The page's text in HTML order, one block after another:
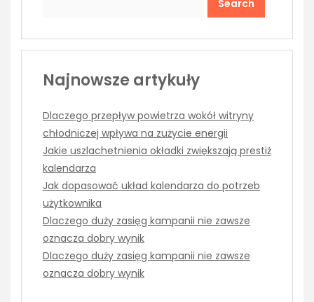
Najnowsze artykuły
Dlaczego przepływ powietrza wokół witryny
chłodniczej wpływa na zużycie energii
Jakie uszlachetnienia okładki zwiększają prestiż
kalendarza
Jak dopasować układ kalendarza do potrzeb
użytkownika
Dlaczego duży zasięg kampanii nie zawsze
oznacza dobry wynik
Dlaczego duży zasięg kampanii nie zawsze
oznacza dobry wynik